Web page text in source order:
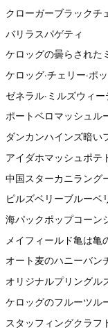
クローガーブラックチ
バリラスパゲティ
ケロッグの曇らされた
ケロッグ·チェリー·ポ
ゼネラル·ミルズウィ
ポートベロマッシュル
ダンカンハインズ暗い
アイダホマッシュポテ
中国スターカニラング
ピルズベリーブルーベ
海パックポップコーン
メイフィールド亀は
オート麦のハニーバン
オリジナルプリングル
ケロッグのフルーツル
スタッフィングクラフ